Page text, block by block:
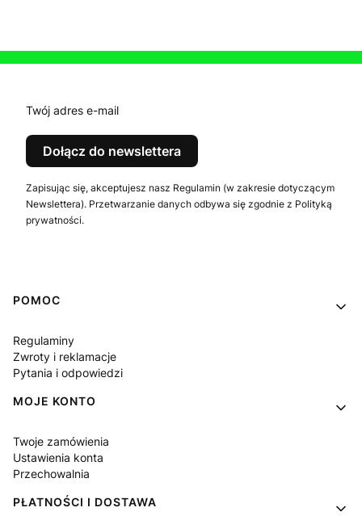
Twój adres e-mail
Dołącz do newslettera
Zapisując się, akceptujesz nasz Regulamin (w zakresie dotyczącym
Newslettera). Przetwarzanie danych odbywa się zgodnie z Polityką
prywatności.
Linki w stopce
POMOC
Regulaminy
Zwroty i reklamacje
Pytania i odpowiedzi
MOJE KONTO
Twoje zamówienia
Ustawienia konta
Przechowalnia
PŁATNOŚCI I DOSTAWA